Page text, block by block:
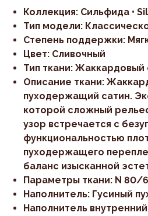
Коллекция: Сильфида •
Тип модели:
Степень поддержки:
Цвет: Сливочный
Тип ткани: Жаккардовый
Описание ткани:
пуходержащий сатин.
которой сложный
узор встречается с
функциональностью
пуходержащего
баланс изысканной
Параметры ткани: N 80/
Наполнитель: Гусиный
Наполнитель